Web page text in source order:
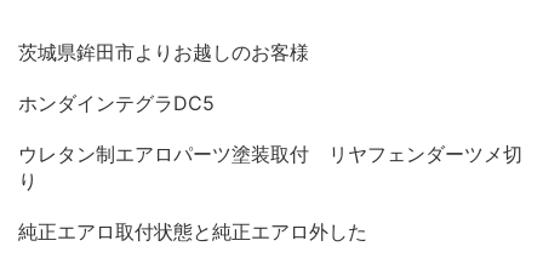
茨城県鉾田市よりお越しのお客様
ホンダインテグラDC5
ウレタン制エアロパーツ塗装取付 リヤフェンダーツメ切
り
純正エアロ取付状態と純正エアロ外した